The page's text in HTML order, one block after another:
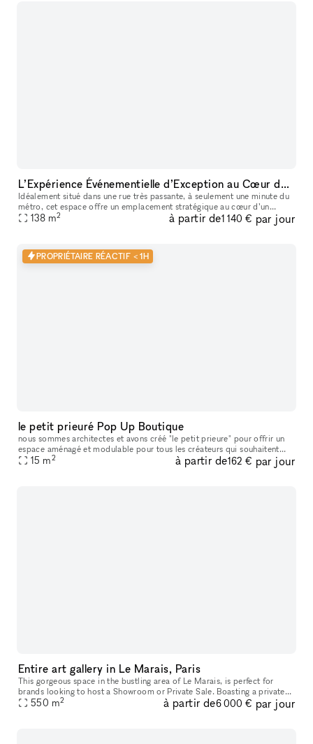
L’Expérience Événementielle d’Exception au Cœur de Bastille
Idéalement situé dans une rue très passante, à seulement une minute du
métro, cet espace offre un emplacement stratégique au cœur d’un
quartier dynamique et recherché. La boutique de 90 m² bénéficie
138 m2 à partir de1 140 € par jour
PROPRIÉTAIRE RÉACTIF < 1H
le petit prieuré Pop Up Boutique
nous sommes architectes et avons créé "le petit prieure" pour offrir un
espace aménagé et modulable pour tous les créateurs qui souhaitent
présenter leur travaux ( designers, artistes, céramistes, ph
15 m2 à partir de162 € par jour
Entire art gallery in Le Marais, Paris
This gorgeous space in the bustling area of Le Marais, is perfect for
brands looking to host a Showroom or Private Sale. Boasting a private
entrance that creates a well-lit ambiance. With a trendy m
550 m2 à partir de6 000 € par jour